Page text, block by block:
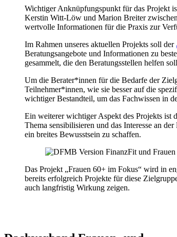
Wichtiger Anknüpfungspunkt für das Projekt
Kerstin Witt-Löw und Marion Breiter
wertvolle Informationen für die Praxis zur
Im Rahmen unseres aktuellen Projekts soll der
Beratungsangebote und Informationen zu
gesammelt, die den Beratungsstellen helfen
Um die Berater*innen für die Bedarfe der
Teilnehmer*innen, wie sie besser auf die
wichtiger Bestandteil, um das Fachwissen in
Ein weiterer wichtiger Aspekt des Projekts ist
Thema sensibilisieren und das Interesse an
ein breites Bewusstsein zu schaffen.
Das Projekt „Frauen 60+ im Fokus“ wird in
bereits erfolgreich Projekte für diese
auch langfristig Wirkung zeigen.